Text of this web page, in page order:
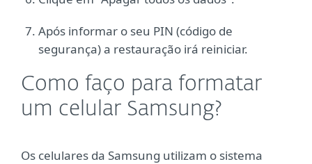
Após informar o seu PIN (código de
segurança) a restauração irá reiniciar.
Como faço para formatar
um celular Samsung?
Os celulares da Samsung utilizam o sistema